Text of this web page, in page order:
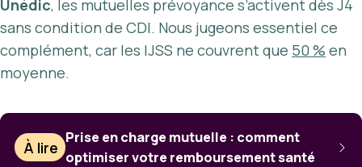
Unédic, les mutuelles prévoyance s’activent dès J4
sans condition de CDI. Nous jugeons essentiel ce
complément, car les IJSS ne couvrent que 50 % en
moyenne.
À lire
Prise en charge mutuelle : comment
optimiser votre remboursement santé